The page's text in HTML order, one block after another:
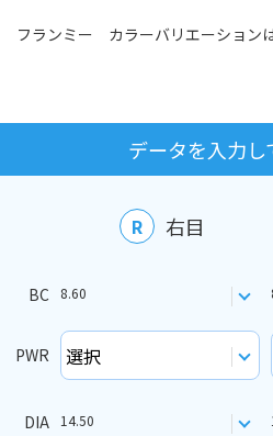
フランミー カラーバリエーション
データを入力し
R 右目
BC 8.60
PWR
DIA 14.50